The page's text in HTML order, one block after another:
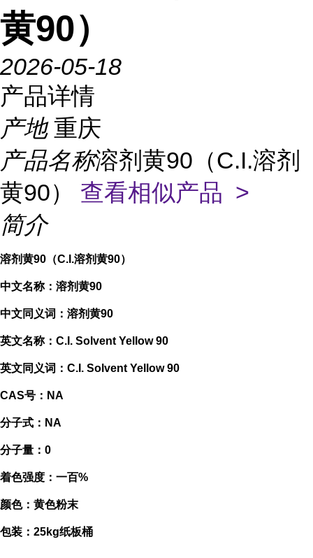
黄90）
2026-05-18
产品详情
产地 重庆
产品名称溶剂黄90（C.I.溶剂
黄90） 查看相似产品 >
简介
溶剂黄90（C.I.溶剂黄90）
中文名称：溶剂黄90
中文同义词：溶剂黄90
英文名称：C.I. Solvent Yellow 90
英文同义词：C.I. Solvent Yellow 90
CAS号：NA
分子式：NA
分子量：0
着色强度：一百%
颜色：黄色粉末
包装：25kg纸板桶